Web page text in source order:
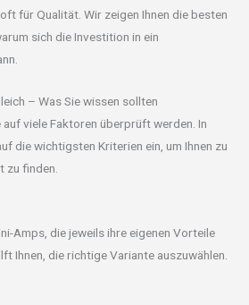
für Qualität. Wir zeigen Ihnen die besten
sich die Investition in ein
– Was Sie wissen sollten
viele Faktoren überprüft werden. In
die wichtigsten Kriterien ein, um Ihnen zu
zu finden.
Amps, die jeweils ihre eigenen Vorteile
Ihnen, die richtige Variante auszuwählen.